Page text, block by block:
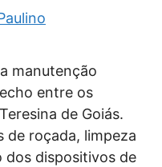
manutenção
entre os
de Goiás.
de roçada, limpeza
dos dispositivos de